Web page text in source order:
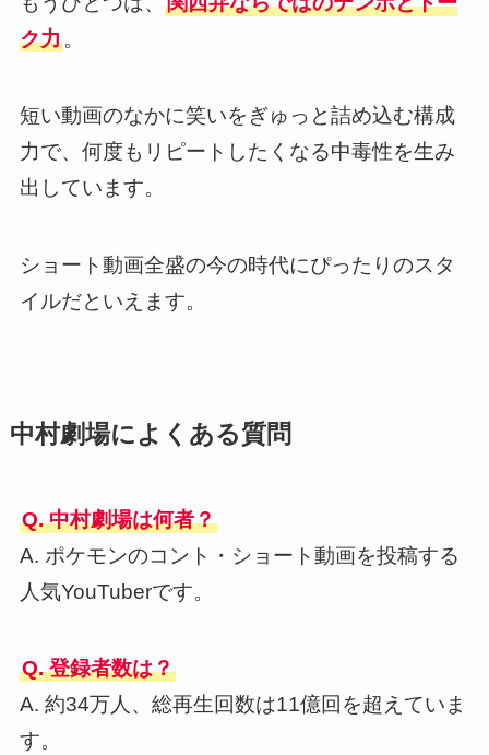
ク力。
短い動画のなかに笑いをぎゅっと詰め込む構成
力で、何度もリピートしたくなる中毒性を生み
出しています。
ショート動画全盛の今の時代にぴったりのスタ
イルだといえます。
中村劇場によくある質問
Q. 中村劇場は何者？
A. ポケモンのコント・ショート動画を投稿する
人気YouTuberです。
Q. 登録者数は？
A. 約34万人、総再生回数は11億回を超えていま
す。